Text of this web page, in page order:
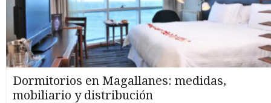
Dormitorios en Magallanes: medidas,
mobiliario y distribución